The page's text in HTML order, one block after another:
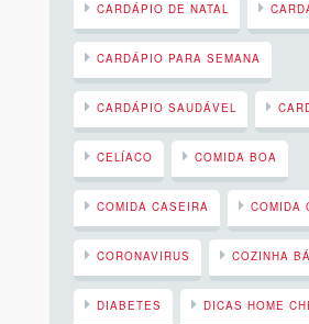
CARDÁPIO DE NATAL
CARDÁPIO PARA SEMANA
CARDÁPIO SAUDÁVEL
CELÍACO COMIDA BOA
COMIDA CASEIRA COMIDA
CORONAVIRUS COZINHA
DIABETES DICAS HOME